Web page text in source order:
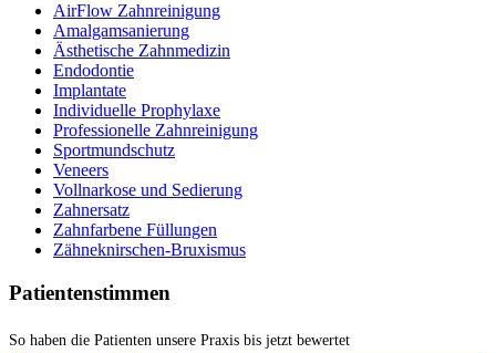
AirFlow Zahnreinigung
Amalgamsanierung
Ästhetische Zahnmedizin
Endodontie
Implantate
Individuelle Prophylaxe
Professionelle Zahnreinigung
Sportmundschutz
Veneers
Vollnarkose und Sedierung
Zahnersatz
Zahnfarbene Füllungen
Zähneknirschen-Bruxismus
Patientenstimmen
So haben die Patienten unsere Praxis bis jetzt bewertet